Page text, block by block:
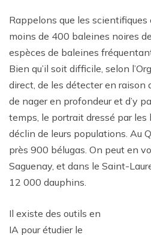
Rappelons que les scientifiques
moins de 400 baleines noires
espèces de baleines
Bien qu’il soit difficile, selon
direct, de les détecter en raison
de nager en profondeur et d’y
temps, le portrait dressé par
déclin de leurs populations. Au
près 900 bélugas. On peut en
Saguenay, et dans le Saint-
12 000 dauphins.
Il existe des outils en
IA pour étudier le